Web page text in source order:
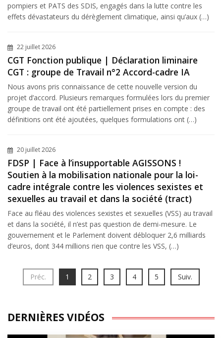
pompiers et PATS des SDIS, engagés dans la lutte contre les
effets dévastateurs du dérèglement climatique, ainsi qu’aux (…)
22 juillet 2026
CGT Fonction publique | Déclaration liminaire
CGT : groupe de Travail n°2 Accord-cadre IA
Nous avons pris connaissance de cette nouvelle version du
projet d’accord. Plusieurs remarques formulées lors du premier
groupe de travail ont été partiellement prises en compte : des
définitions ont été ajoutées, quelques formulations ont (…)
20 juillet 2026
FDSP | Face à l’insupportable AGISSONS !
Soutien à la mobilisation nationale pour la loi-
cadre intégrale contre les violences sexistes et
sexuelles au travail et dans la société (tract)
Face au fléau des violences sexistes et sexuelles (VSS) au travail
et dans la société, il n’est pas question de demi-mesure. Le
gouvernement et le Parlement doivent débloquer 2,6 milliards
d’euros, dont 344 millions rien que contre les VSS, (…)
Préc. 1 2 3 4 5 Suiv.
DERNIÈRES VIDÉOS